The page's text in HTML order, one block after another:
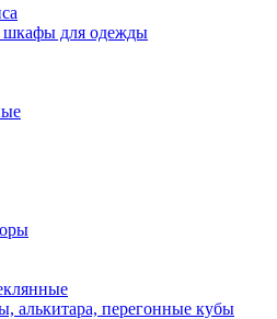
шкафы для одежды
алькитара, перегонные кубы